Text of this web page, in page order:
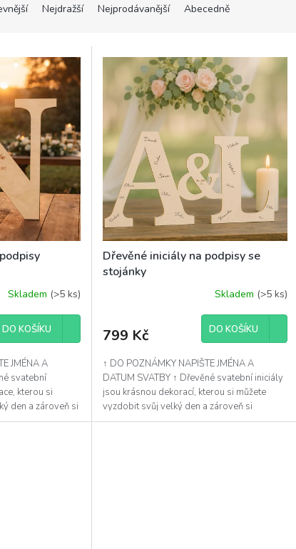
Nejdražší Nejprodávanější Abecedně
Skladem (>5 ks)
DO KOŠÍKU
JMÉNA A
svatební
kterou si
den a zároveň si
hostů...
Dřevěné iniciály na podpisy se
stojánky
Skladem (>5 ks)
799 Kč DO KOŠÍKU
↑ DO POZNÁMKY NAPIŠTE JMÉNA A
DATUM SVATBY ↑ Dřevěné svatební iniciály
jsou krásnou dekorací, kterou si můžete
vyzdobit svůj velký den a zároveň si
písmeno s podpisy Vašich...